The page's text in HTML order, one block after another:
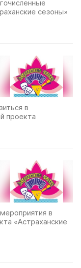
сезоны»
в
проекта
в
«Астраханские